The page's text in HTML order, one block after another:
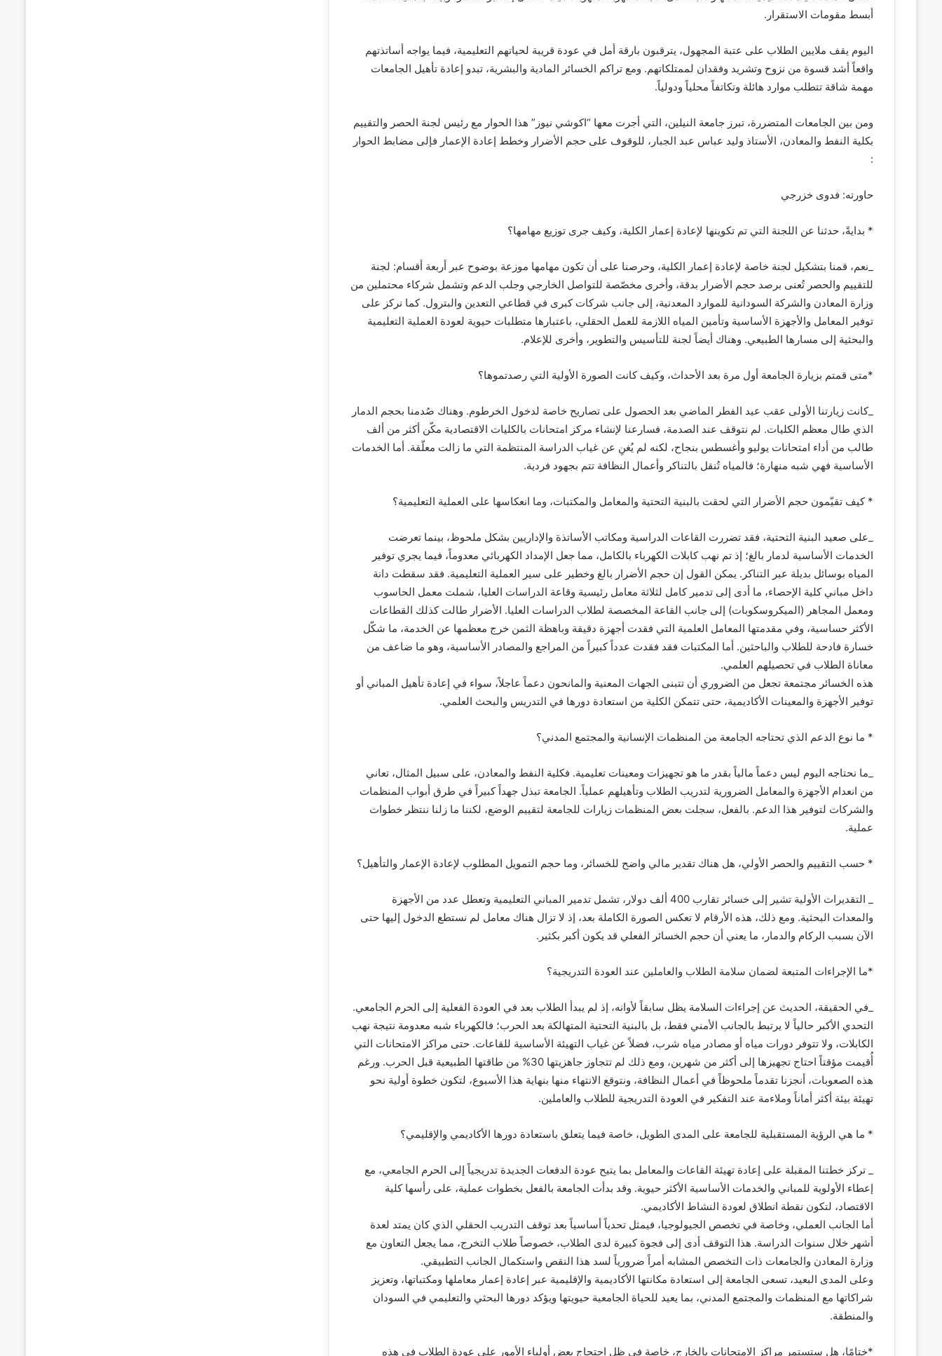
أبسط مقومات الاستقرار.
اليوم يقف ملايين الطلاب على عتبة المجهول، يترقبون بارقة أمل في عودة قريبة لحياتهم التعليمية، فيما يواجه أساتذتهم
واقعاً أشد قسوة من نزوح وتشريد وفقدان لممتلكاتهم. ومع تراكم الخسائر المادية والبشرية، تبدو إعادة تأهيل الجامعات
مهمة شاقة تتطلب موارد هائلة وتكاتفاً محلياً ودولياً.
ومن بين الجامعات المتضررة، تبرز جامعة النيلين، التي أجرت معها “اكوشي نيوز” هذا الحوار مع رئيس لجنة الحصر والتقييم
بكلية النفط والمعادن، الأستاذ وليد عباس عبد الجبار، للوقوف على حجم الأضرار وخطط إعادة الإعمار فإلى مضابط الحوار
:
حاورته: فدوى خزرجي
* بدايةً، حدثنا عن اللجنة التي تم تكوينها لإعادة إعمار الكلية، وكيف جرى توزيع مهامها؟
_نعم، قمنا بتشكيل لجنة خاصة لإعادة إعمار الكلية، وحرصنا على أن تكون مهامها موزعة بوضوح عبر أربعة أقسام: لجنة
للتقييم والحصر تُعنى برصد حجم الأضرار بدقة، وأخرى مخصّصة للتواصل الخارجي وجلب الدعم وتشمل شركاء محتملين من
وزارة المعادن والشركة السودانية للموارد المعدنية، إلى جانب شركات كبرى في قطاعي التعدين والبترول. كما نركز على
توفير المعامل والأجهزة الأساسية وتأمين المياه اللازمة للعمل الحقلي، باعتبارها متطلبات حيوية لعودة العملية التعليمية
والبحثية إلى مسارها الطبيعي. وهناك أيضاً لجنة للتأسيس والتطوير، وأخرى للإعلام.
*متى قمتم بزيارة الجامعة أول مرة بعد الأحداث، وكيف كانت الصورة الأولية التي رصدتموها؟
_كانت زيارتنا الأولى عقب عيد الفطر الماضي بعد الحصول على تصاريح خاصة لدخول الخرطوم. وهناك صُدمنا بحجم الدمار
الذي طال معظم الكليات. لم نتوقف عند الصدمة، فسارعنا لإنشاء مركز امتحانات بالكليات الاقتصادية مكّن أكثر من ألف
طالب من أداء امتحانات يوليو وأغسطس بنجاح، لكنه لم يُغنِ عن غياب الدراسة المنتظمة التي ما زالت معلّقة. أما الخدمات
الأساسية فهي شبه منهارة؛ فالمياه تُنقل بالتناكر وأعمال النظافة تتم بجهود فردية.
* كيف تقيّمون حجم الأضرار التي لحقت بالبنية التحتية والمعامل والمكتبات، وما انعكاسها على العملية التعليمية؟
_على صعيد البنية التحتية، فقد تضررت القاعات الدراسية ومكاتب الأساتذة والإداريين بشكل ملحوظ، بينما تعرضت
الخدمات الأساسية لدمار بالغ؛ إذ تم نهب كابلات الكهرباء بالكامل، مما جعل الإمداد الكهربائي معدوماً، فيما يجري توفير
المياه بوسائل بديلة عبر التناكر. يمكن القول إن حجم الأضرار بالغ وخطير على سير العملية التعليمية. فقد سقطت دانة
داخل مباني كلية الإحصاء، ما أدى إلى تدمير كامل لثلاثة معامل رئيسية وقاعة الدراسات العليا، شملت معمل الحاسوب
ومعمل المجاهر (الميكروسكوبات) إلى جانب القاعة المخصصة لطلاب الدراسات العليا. الأضرار طالت كذلك القطاعات
الأكثر حساسية، وفي مقدمتها المعامل العلمية التي فقدت أجهزة دقيقة وباهظة الثمن خرج معظمها عن الخدمة، ما شكّل
خسارة فادحة للطلاب والباحثين. أما المكتبات فقد فقدت عدداً كبيراً من المراجع والمصادر الأساسية، وهو ما ضاعف من
معاناة الطلاب في تحصيلهم العلمي.
هذه الخسائر مجتمعة تجعل من الضروري أن تتبنى الجهات المعنية والمانحون دعماً عاجلاً، سواء في إعادة تأهيل المباني أو
توفير الأجهزة والمعينات الأكاديمية، حتى تتمكن الكلية من استعادة دورها في التدريس والبحث العلمي.
* ما نوع الدعم الذي تحتاجه الجامعة من المنظمات الإنسانية والمجتمع المدني؟
_ما نحتاجه اليوم ليس دعماً مالياً بقدر ما هو تجهيزات ومعينات تعليمية. فكلية النفط والمعادن، على سبيل المثال، تعاني
من انعدام الأجهزة والمعامل الضرورية لتدريب الطلاب وتأهيلهم عملياً. الجامعة تبذل جهداً كبيراً في طرق أبواب المنظمات
والشركات لتوفير هذا الدعم. بالفعل، سجلت بعض المنظمات زيارات للجامعة لتقييم الوضع، لكننا ما زلنا ننتظر خطوات
عملية.
* حسب التقييم والحصر الأولي، هل هناك تقدير مالي واضح للخسائر، وما حجم التمويل المطلوب لإعادة الإعمار والتأهيل؟
_ التقديرات الأولية تشير إلى خسائر تقارب 400 ألف دولار، تشمل تدمير المباني التعليمية وتعطل عدد من الأجهزة
والمعدات البحثية. ومع ذلك، هذه الأرقام لا تعكس الصورة الكاملة بعد، إذ لا تزال هناك معامل لم نستطع الدخول إليها حتى
الآن بسبب الركام والدمار، ما يعني أن حجم الخسائر الفعلي قد يكون أكبر بكثير.
*ما الإجراءات المتبعة لضمان سلامة الطلاب والعاملين عند العودة التدريجية؟
_في الحقيقة، الحديث عن إجراءات السلامة يظل سابقاً لأوانه، إذ لم يبدأ الطلاب بعد في العودة الفعلية إلى الحرم الجامعي.
التحدي الأكبر حالياً لا يرتبط بالجانب الأمني فقط، بل بالبنية التحتية المتهالكة بعد الحرب؛ فالكهرباء شبه معدومة نتيجة نهب
الكابلات، ولا تتوفر دورات مياه أو مصادر مياه شرب، فضلاً عن غياب التهيئة الأساسية للقاعات. حتى مراكز الامتحانات التي
أُقيمت مؤقتاً احتاج تجهيزها إلى أكثر من شهرين، ومع ذلك لم تتجاوز جاهزيتها 30% من طاقتها الطبيعية قبل الحرب. ورغم
هذه الصعوبات، أنجزنا تقدماً ملحوظاً في أعمال النظافة، ونتوقع الانتهاء منها بنهاية هذا الأسبوع، لتكون خطوة أولية نحو
تهيئة بيئة أكثر أماناً وملاءمة عند التفكير في العودة التدريجية للطلاب والعاملين.
* ما هي الرؤية المستقبلية للجامعة على المدى الطويل، خاصة فيما يتعلق باستعادة دورها الأكاديمي والإقليمي؟
_ تركز خطتنا المقبلة على إعادة تهيئة القاعات والمعامل بما يتيح عودة الدفعات الجديدة تدريجياً إلى الحرم الجامعي، مع
إعطاء الأولوية للمباني والخدمات الأساسية الأكثر حيوية. وقد بدأت الجامعة بالفعل بخطوات عملية، على رأسها كلية
الاقتصاد، لتكون نقطة انطلاق لعودة النشاط الأكاديمي.
أما الجانب العملي، وخاصة في تخصص الجيولوجيا، فيمثل تحدياً أساسياً بعد توقف التدريب الحقلي الذي كان يمتد لعدة
أشهر خلال سنوات الدراسة. هذا التوقف أدى إلى فجوة كبيرة لدى الطلاب، خصوصاً طلاب التخرج، مما يجعل التعاون مع
وزارة المعادن والجامعات ذات التخصص المشابه أمراً ضرورياً لسد هذا النقص واستكمال الجانب التطبيقي.
وعلى المدى البعيد، تسعى الجامعة إلى استعادة مكانتها الأكاديمية والإقليمية عبر إعادة إعمار معاملها ومكتباتها، وتعزيز
شراكاتها مع المنظمات والمجتمع المدني، بما يعيد للحياة الجامعية حيويتها ويؤكد دورها البحثي والتعليمي في السودان
والمنطقة.
*ختامًا، هل ستستمر مراكز الامتحانات بالخارج، خاصة في ظل احتجاج بعض أولياء الأمور على عودة الطلاب في هذه